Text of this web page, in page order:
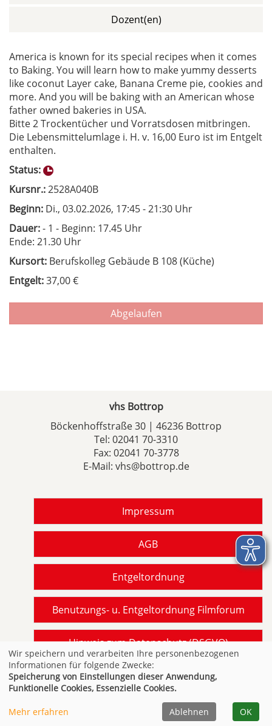
Dozent(en)
America is known for its special recipes when it comes
to Baking. You will learn how to make yummy desserts
like coconut Layer cake, Banana Creme pie, cookies and
more. And you will be baking with an American whose
father owned bakeries in USA.
Bitte 2 Trockentücher und Vorratsdosen mitbringen.
Die Lebensmittelumlage i. H. v. 16,00 Euro ist im Entgelt
enthalten.
Status:
Kursnr.:2528A040B
Beginn: Di., 03.02.2026, 17:45 - 21:30 Uhr
Dauer:- 1 - Beginn: 17.45 Uhr
Ende: 21.30 Uhr
Kursort: Berufskolleg Gebäude B 108 (Küche)
Entgelt:37,00 €
Abgelaufen
vhs Bottrop
Böckenhoffstraße 30 | 46236 Bottrop
Tel: 02041 70-3310
Fax: 02041 70-3778
E-Mail: vhs@bottrop.de
Impressum
AGB
Entgeltordnung
Benutzungs- u. Entgeltordnung Filmforum
Hinweis zum Datenschutz (DSGVO)
Barrierefreiheit gemäß BITV NRW
Cookie Einstellungen
Wir speichern und verarbeiten Ihre personenbezogenen
Informationen für folgende Zwecke:
Speicherung von Einstellungen dieser Anwendung,
Funktionelle Cookies, Essenzielle Cookies.
Mehr erfahren Ablehnen OK